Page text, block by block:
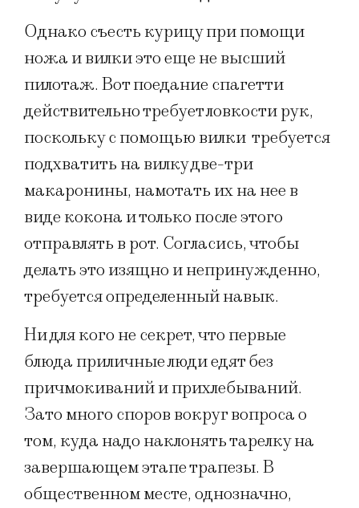
Однако съесть курицу при помощи
ножа и вилки это еще не высший
пилотаж. Вот поедание спагетти
действительно требует ловкости рук,
поскольку с помощью вилки требуется
подхватить на вилку две-три
макаронины, намотать их на нее в
виде кокона и только после этого
отправлять в рот. Согласись, чтобы
делать это изящно и непринужденно,
требуется определенный навык.
Ни для кого не секрет, что первые
блюда приличные люди едят без
причмокиваний и прихлебываний.
Зато много споров вокруг вопроса о
том, куда надо наклонять тарелку на
завершающем этапе трапезы. В
общественном месте, однозначно,